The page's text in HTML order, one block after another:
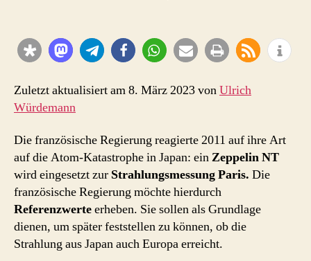
Zuletzt aktualisiert am 8. März 2023 vonUlrich
Würdemann
Die französische Regierung reagierte 2011 auf ihre Art
auf die Atom-Katastrophe in Japan: einZeppelin NT
wird eingesetzt zur Strahlungsmessung Paris. Die
französische Regierung möchte hierdurch
Referenzwerteerheben. Sie sollen als Grundlage
dienen, um später feststellen zu können, ob die
Strahlung aus Japan auch Europa erreicht.